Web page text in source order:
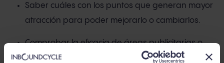
Saber cuáles con los puntos que generan mayor
atracción para poder mejorarlo o cambiarlos.
Comprobar la eficacia de áreas publicitarias o
banners en nuestra web.